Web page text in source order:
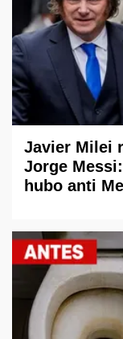
Javier Milei
Jorge
hubo anti